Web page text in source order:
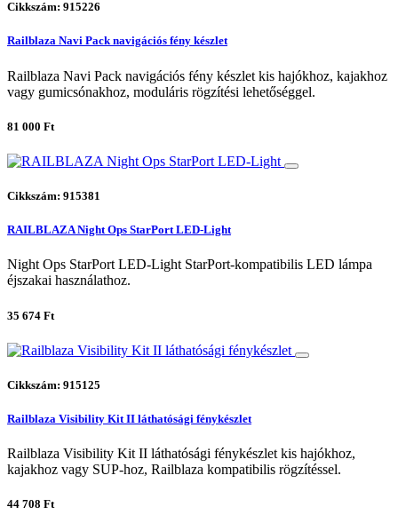
Cikkszám: 915226
Railblaza Navi Pack navigációs fény készlet
Railblaza Navi Pack navigációs fény készlet kis hajókhoz, kajakhoz
vagy gumicsónakhoz, moduláris rögzítési lehetőséggel.
81 000 Ft
Cikkszám: 915381
RAILBLAZA Night Ops StarPort LED-Light
Night Ops StarPort LED-Light StarPort-kompatibilis LED lámpa
éjszakai használathoz.
35 674 Ft
Cikkszám: 915125
Railblaza Visibility Kit II láthatósági fénykészlet
Railblaza Visibility Kit II láthatósági fénykészlet kis hajókhoz,
kajakhoz vagy SUP-hoz, Railblaza kompatibilis rögzítéssel.
44 708 Ft